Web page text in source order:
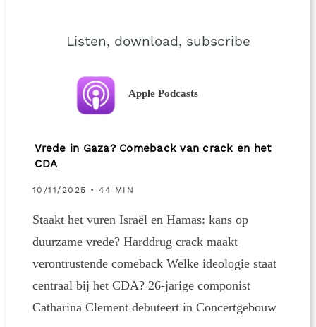
Listen, download, subscribe
Apple Podcasts
Vrede in Gaza? Comeback van crack en het
CDA
10/11/2025 • 44 MIN
Staakt het vuren Israël en Hamas: kans op
duurzame vrede? Harddrug crack maakt
verontrustende comeback Welke ideologie staat
centraal bij het CDA? 26-jarige componist
Catharina Clement debuteert in Concertgebouw